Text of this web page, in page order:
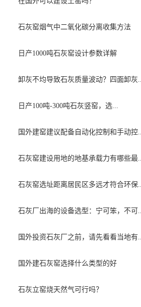
石灰窑烟气中二氧化碳分离收集方法
日产1000吨石灰窑设计参数详解
卸灰不均导致石灰质量波动？四面卸灰...
日产100吨-300吨石灰竖窑，选...
国外建窑建议配备自动化控制和手动控...
石灰窑建设用地的地基承载力有哪些最...
石灰窑选址距离居民区多远才符合环保...
石灰厂出海的设备选型：宁可笨，不可...
国外投资石灰厂之前，请先看看当地有...
国外建石灰窑选择什么类型的好
石灰立窑烧天然气可行吗？